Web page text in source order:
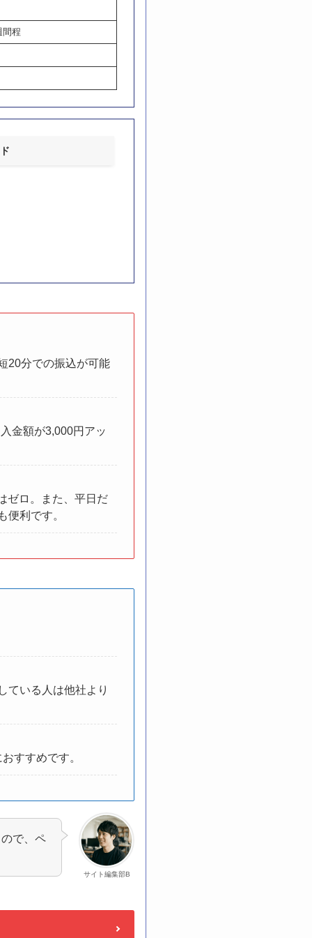
間程
20分での振込が可能
金額が3,000円アッ
ゼロ。また、平日だ
便利です。
ている人は他社より
すすめです。
サイト編集部B
で、ペ